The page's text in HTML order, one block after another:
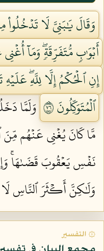
وَقَالَ يَٰبَنِيَّ لَا
أَبۡوَٰبٖ مُّتَفَرِّقَةٖۖ وَمَآ
إِنِ ٱلۡحُكۡمُ إِلَّا لِلَّهِۖ
ٱلۡمُتَوَكِّلُونَ ٦٧
وَلَمَّا
مَّا كَانَ يُغۡنِي عَنۡهُم
نَفۡسِ يَعۡقُوبَ قَضَىٰهَاۚ
وَلَٰكِنَّ أَكۡثَرَ ٱلنَّاسِ لَا
۞ التفسير